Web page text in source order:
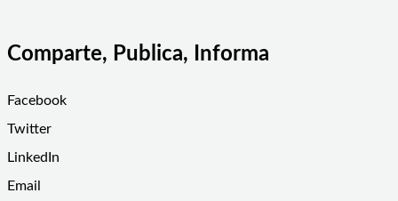
Comparte, Publica, Informa
Facebook
Twitter
LinkedIn
Email